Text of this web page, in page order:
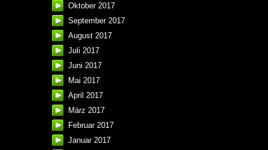
Oktober 2017
September 2017
August 2017
Juli 2017
Juni 2017
Mai 2017
April 2017
März 2017
Februar 2017
Januar 2017